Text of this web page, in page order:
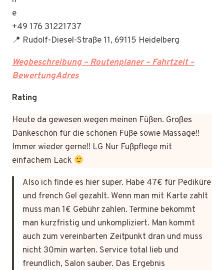
+49 176 31221737
📍 Rudolf-Diesel-Straße 11, 69115 Heidelberg
Wegbeschreibung – Routenplaner – Fahrtzeit –
BewertungAdres
Rating
Heute da gewesen wegen meinen Füßen. Großes
Dankeschön für die schönen Füße sowie Massage!!
Immer wieder gerne!! LG Nur Fußpflege mit
einfachem Lack
Also ich finde es hier super. Habe 47€ für Pediküre
und french Gel gezahlt. Wenn man mit Karte zahlt
muss man 1€ Gebühr zahlen. Termine bekommt
man kurzfristig und unkompliziert. Man kommt
auch zum vereinbarten Zeitpunkt dran und muss
nicht 30min warten. Service total lieb und
freundlich, Salon sauber. Das Ergebnis